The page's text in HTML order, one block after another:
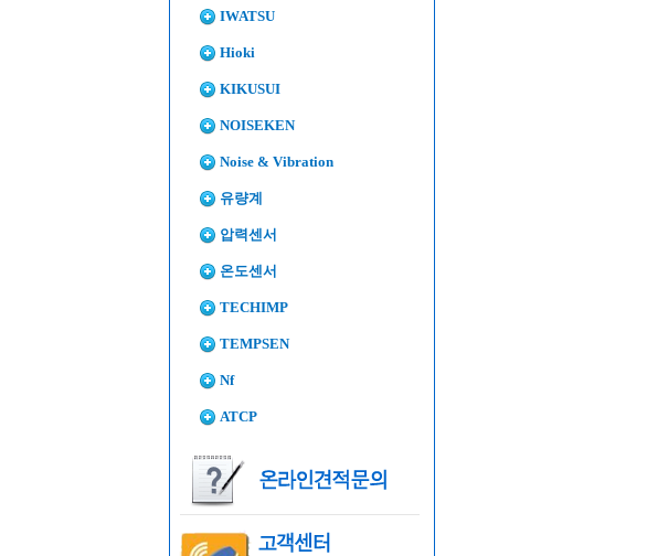
IWATSU
Hioki
KIKUSUI
NOISEKEN
Noise & Vibration
유량계
압력센서
온도센서
TECHIMP
TEMPSEN
Nf
ATCP